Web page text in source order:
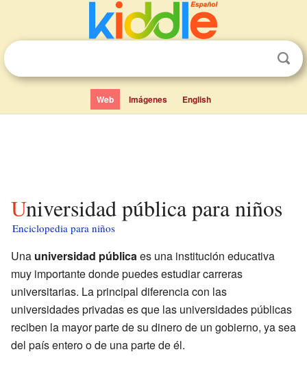
Web Imágenes English
Universidad pública para niños
Enciclopedia para niños
Una universidad públicaes una institución educativa
muy importante donde puedes estudiar carreras
universitarias. La principal diferencia con las
universidades privadas es que las universidades públicas
reciben la mayor parte de su dinero de un gobierno, ya sea
del país entero o de una parte de él.